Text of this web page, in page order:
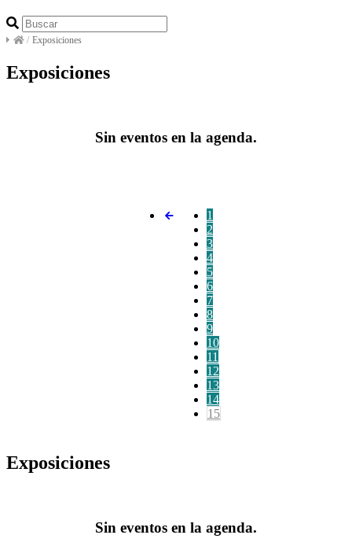
/ Exposiciones
Exposiciones
Sin eventos en la agenda.
1
2
3
4
5
6
7
8
9
10
11
12
13
14
15
Exposiciones
Sin eventos en la agenda.